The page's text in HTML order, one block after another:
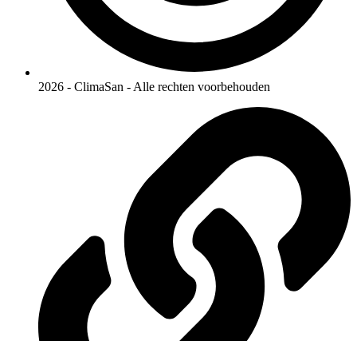
2026 - ClimaSan - Alle rechten voorbehouden